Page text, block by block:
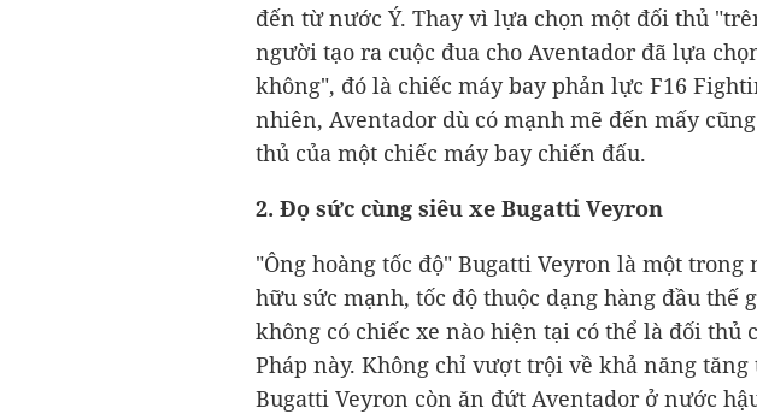
đến từ nước Ý. Thay vì lựa chọn một đối thủ
người tạo ra cuộc đua cho Aventador đã lựa
không", đó là chiếc máy bay phản lực F16
nhiên, Aventador dù có mạnh mẽ đến mấy
thủ của một chiếc máy bay chiến đấu.
2. Đọ sức cùng siêu xe Bugatti Veyron
"Ông hoàng tốc độ" Bugatti Veyron là một trong
hữu sức mạnh, tốc độ thuộc dạng hàng đầu thế
không có chiếc xe nào hiện tại có thể là đối thủ
Pháp này. Không chỉ vượt trội về khả năng tăng
Bugatti Veyron còn ăn đứt Aventador ở nước